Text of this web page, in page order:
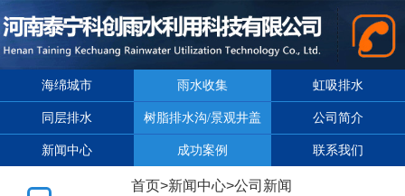
海绵城市 雨水收集 虹吸排水
同层排水 树脂排水沟/景观井盖 公司简介
新闻中心 成功案例 联系我们
首页>新闻中心>公司新闻